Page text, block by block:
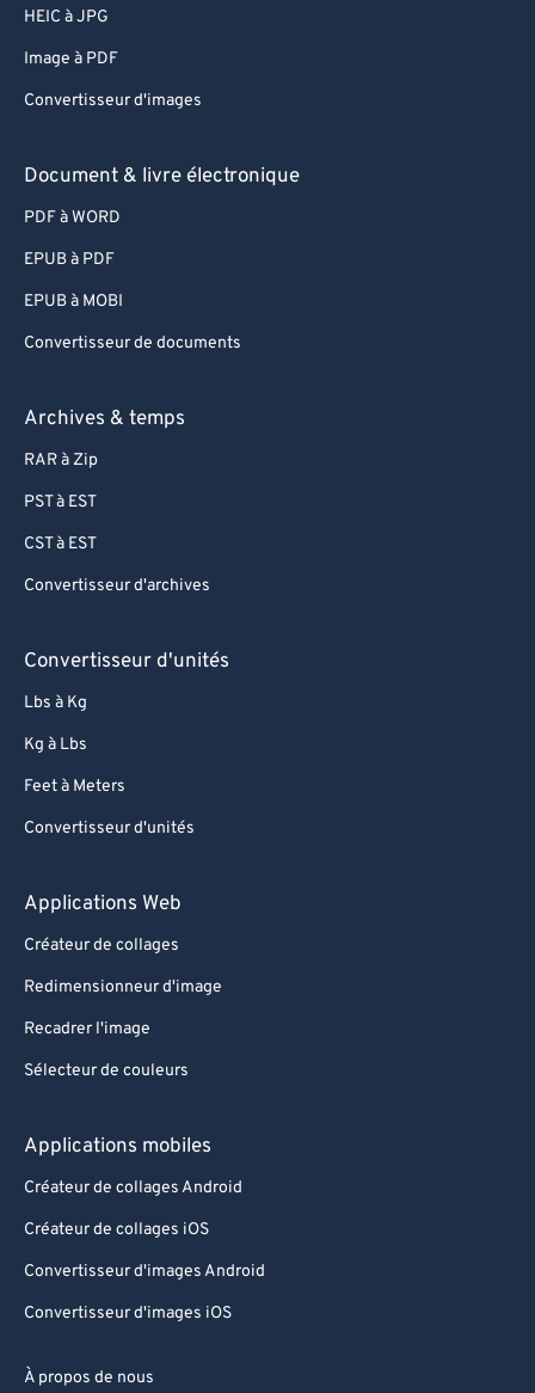
HEIC à JPG
Image à PDF
Convertisseur d'images
Document & livre électronique
PDF à WORD
EPUB à PDF
EPUB à MOBI
Convertisseur de documents
Archives & temps
RAR à Zip
PST à EST
CST à EST
Convertisseur d'archives
Convertisseur d'unités
Lbs à Kg
Kg à Lbs
Feet à Meters
Convertisseur d'unités
Applications Web
Créateur de collages
Redimensionneur d'image
Recadrer l'image
Sélecteur de couleurs
Applications mobiles
Créateur de collages Android
Créateur de collages iOS
Convertisseur d'images Android
Convertisseur d'images iOS
À propos de nous